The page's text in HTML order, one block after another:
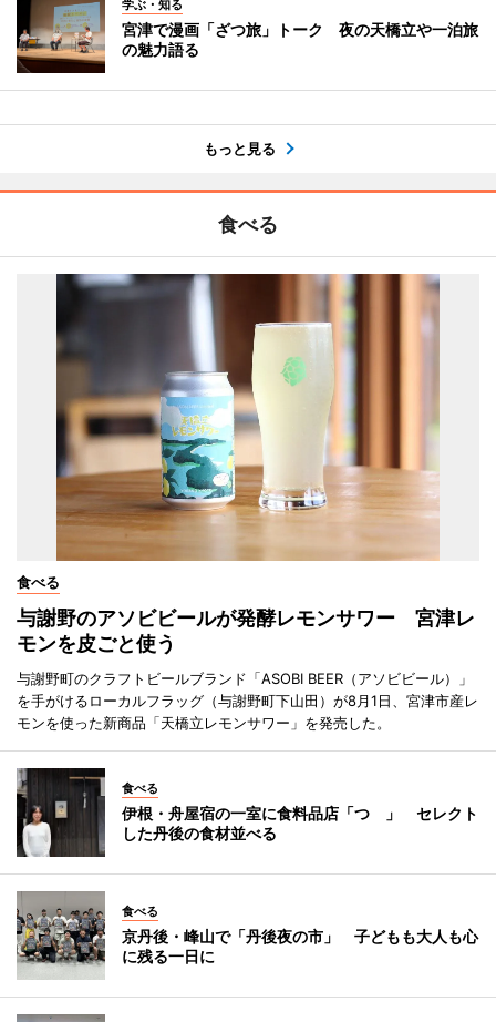
学ぶ・知る
宮津で漫画「ざつ旅」トーク 夜の天橋立や一泊旅
の魅力語る
もっと見る
食べる
食べる
与謝野のアソビビールが発酵レモンサワー 宮津レ
モンを皮ごと使う
与謝野町のクラフトビールブランド「ASOBI BEER（アソビビール）」
を手がけるローカルフラッグ（与謝野町下山田）が8月1日、宮津市産レ
モンを使った新商品「天橋立レモンサワー」を発売した。
食べる
伊根・舟屋宿の一室に食料品店「つゝ」 セレクト
した丹後の食材並べる
食べる
京丹後・峰山で「丹後夜の市」 子どもも大人も心
に残る一日に